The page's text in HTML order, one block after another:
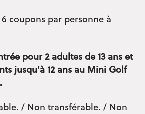
coupons par personne à
pour 2 adultes de 13 ans et
jusqu'à 12 ans au Mini Golf
/ Non transférable. / Non